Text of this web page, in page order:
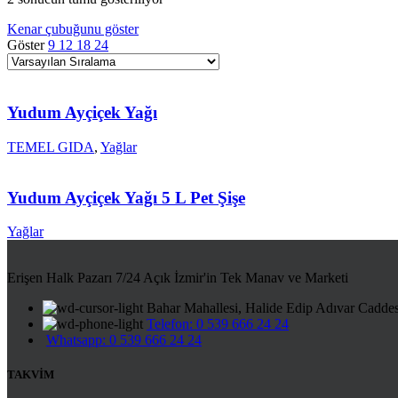
Kenar çubuğunu göster
Göster9 12 18 24
Yudum Ayçiçek Yağı
TEMEL GIDA, Yağlar
Yudum Ayçiçek Yağı 5 L Pet Şişe
Yağlar
Erişen Halk Pazarı 7/24 Açık İzmir'in Tek Manav ve Marketi
Bahar Mahallesi, Halide Edip Adıvar
Telefon: 0 539 666 24 24
Whatsapp: 0 539 666 24 24
TAKVİM